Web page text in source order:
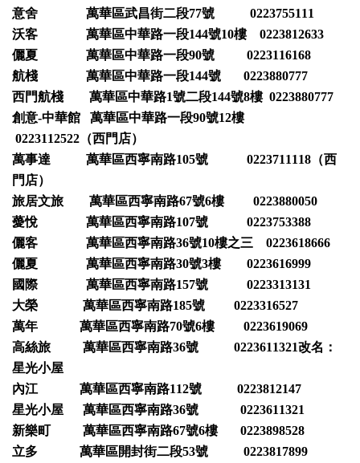
意舍 萬華區武昌街二段77號 0223755111
沃客 萬華區中華路一段144號10樓 0223812633
儷夏 萬華區中華路一段90號 0223116168
航棧 萬華區中華路一段144號 0223880777
西門航棧 萬華區中華路1號二段144號8樓 0223880777
創意-中華館 萬華區中華路一段90號12樓
0223112522（西門店）
萬事達 萬華區西寧南路105號 0223711118（西
門店）
旅居文旅 萬華區西寧南路67號6樓 0223880050
薆悅 萬華區西寧南路107號 0223753388
儷客 萬華區西寧南路36號10樓之三 0223618666
儷夏 萬華區西寧南路30號3樓 0223616999
國際 萬華區西寧南路157號 0223313131
大榮 萬華區西寧南路185號 0223316527
萬年 萬華區西寧南路70號6樓 0223619069
高絲旅 萬華區西寧南路36號 0223611321改名：
星光小屋
內江 萬華區西寧南路112號 0223812147
星光小屋 萬華區西寧南路36號 0223611321
新樂町 萬華區西寧南路67號6樓 0223898528
立多 萬華區開封街二段53號 0223817899